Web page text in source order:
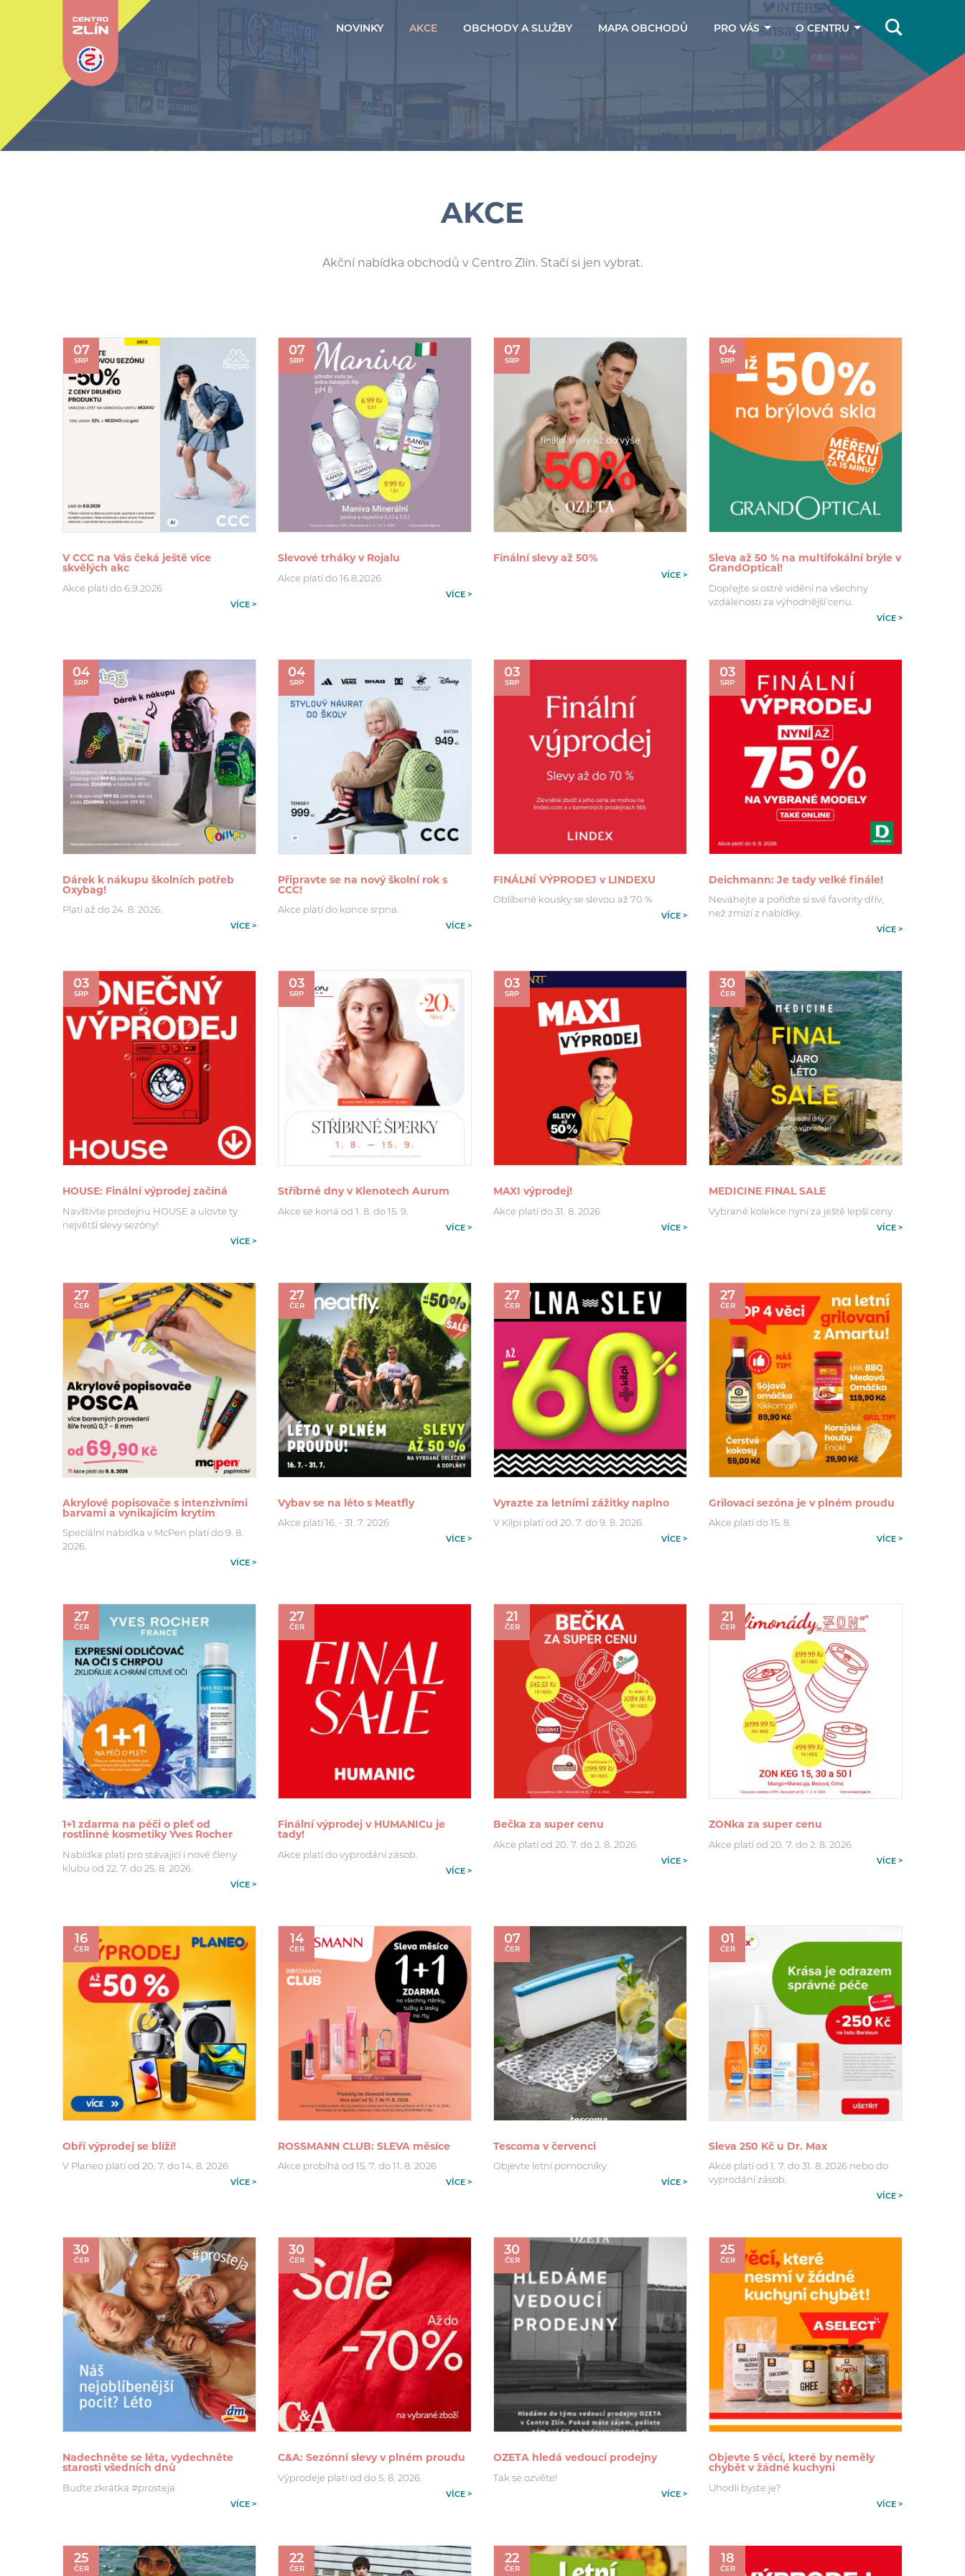
NOVINKY AKCE OBCHODY A SLUŽBY MAPA OBCHODŮ PRO VÁS
Dárkové poukazy
O CENTRU
Jak se k nám
dostanete
Kontakty
AKCE
Akční nabídka obchodů v Centro Zlín. Stačí si jen vybrat.
07
SRP
V CCC na Vás čeká ještě více
skvělých akc
Akce platí do 6.9.2026
VÍCE >
07
SRP
Slevové trháky v Rojalu
Akce platí do 16.8.2026
VÍCE >
07
SRP
Finální slevy až 50%
VÍCE >
04
SRP
Sleva až 50 % na multifokální brýle v
GrandOptical!
Dopřejte si ostré vidění na všechny
vzdálenosti za výhodnější cenu.
VÍCE >
04
SRP
Dárek k nákupu školních potřeb
Oxybag!
Platí až do 24. 8. 2026.
VÍCE >
04
SRP
Připravte se na nový školní rok s
CCC!
Akce platí do konce srpna.
VÍCE >
03
SRP
FINÁLNÍ VÝPRODEJ v LINDEXU
Oblíbené kousky se slevou až 70 %
VÍCE >
03
SRP
Deichmann: Je tady velké finále!
Neváhejte a pořiďte si své favority dřív,
než zmizí z nabídky.
VÍCE >
03
SRP
HOUSE: Finální výprodej začíná
Navštivte prodejnu HOUSE a ulovte ty
největší slevy sezóny!
VÍCE >
03
SRP
Stříbrné dny v Klenotech Aurum
Akce se koná od 1. 8. do 15. 9.
VÍCE >
03
SRP
MAXI výprodej!
Akce platí do 31. 8. 2026
VÍCE >
30
ČER
MEDICINE FINAL SALE
Vybrané kolekce nyní za ještě lepší ceny.
VÍCE >
27
ČER
Akrylové popisovače s intenzivními
barvami a vynikajícím krytím
Speciální nabídka v McPen platí do 9. 8.
2026.
VÍCE >
27
ČER
Vybav se na léto s Meatfly
Akce platí 16. - 31. 7. 2026
VÍCE >
27
ČER
Vyrazte za letními zážitky naplno
V Kilpi platí od 20. 7. do 9. 8. 2026.
VÍCE >
27
ČER
Grilovací sezóna je v plném proudu
Akce platí do 15. 8.
VÍCE >
27
ČER
1+1 zdarma na péči o pleť od
rostlinné kosmetiky Yves Rocher
Nabídka platí pro stávající i nové členy
klubu od 22. 7. do 25. 8. 2026.
VÍCE >
27
ČER
Finální výprodej v HUMANICu je
tady!
Akce platí do vyprodání zásob.
VÍCE >
21
ČER
Bečka za super cenu
Akce platí od 20. 7. do 2. 8. 2026.
VÍCE >
21
ČER
ZONka za super cenu
Akce platí od 20. 7. do 2. 8. 2026.
VÍCE >
16
ČER
Obří výprodej se blíží!
V Planeo platí od 20. 7. do 14. 8. 2026
VÍCE >
14
ČER
ROSSMANN CLUB: SLEVA měsíce
Akce probíhá od 15. 7. do 11. 8. 2026
VÍCE >
07
ČER
Tescoma v červenci
Objevte letní pomocníky
VÍCE >
01
ČER
Sleva 250 Kč u Dr. Max
Akce platí od 1. 7. do 31. 8. 2026 nebo do
vyprodání zásob.
VÍCE >
30
ČER
Nadechněte se léta, vydechněte
starosti všedních dnů
Buďte zkrátka #prosteja
VÍCE >
30
ČER
C&A: Sezónní slevy v plném proudu
Výprodeje platí od do 5. 8. 2026.
VÍCE >
30
ČER
OZETA hledá vedoucí prodejny
Tak se ozvěte!
VÍCE >
25
ČER
Objevte 5 věcí, které by neměly
chybět v žádné kuchyni
Uhodli byste je?
VÍCE >
25
ČER
22
ČER
22
ČER
18
ČER